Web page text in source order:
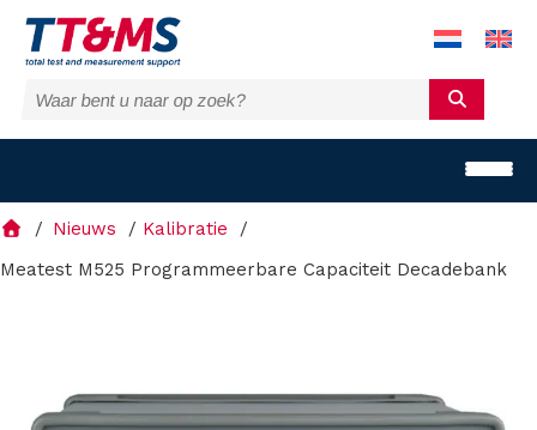
Nieuws
Kalibratie
Meatest M525 Programmeerbare Capaciteit Decadebank